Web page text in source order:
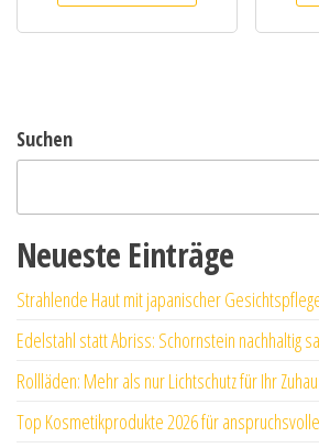
Suchen
Neueste Einträge
Strahlende Haut mit japanischer
Edelstahl statt Abriss: Schornstein nachhaltig
Rollläden: Mehr als nur Lichtschutz für Ihr
Top Kosmetikprodukte 2026 für